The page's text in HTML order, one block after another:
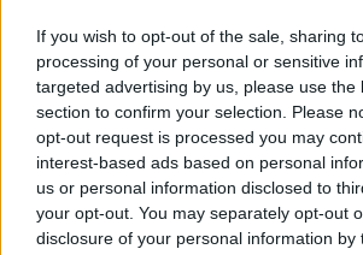
If you wish to opt-out of the sale, sharing
processing of your personal or sensitive
targeted advertising by us, please use the
section to confirm your selection. Please
opt-out request is processed you may
interest-based ads based on personal
us or personal information disclosed to
your opt-out. You may separately opt-out
disclosure of your personal information by
Newsletter QUInews - ToscanaMedia.
alle 20:00 direttamente nella tua casella di
Basta cliccareQUI
Ti potrebbe interessare anche:
Articoli dal Blog “Vignaioli e vini” di Nadio
​Che “Odissea sia”
Scuola di vita e creatività